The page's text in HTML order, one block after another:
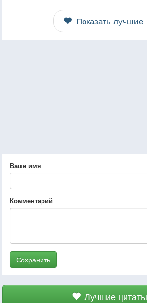
Показать лучшие
Ваше имя
Комментарий
Сохранить
Лучшие цитаты